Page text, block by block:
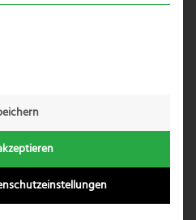
eingebettet im Schatten
Dorfes Khwai und an
Lebensraums.
Aktivitäten,
Tag und Nacht &
auf Anfrage.
Gruppen, für die eine